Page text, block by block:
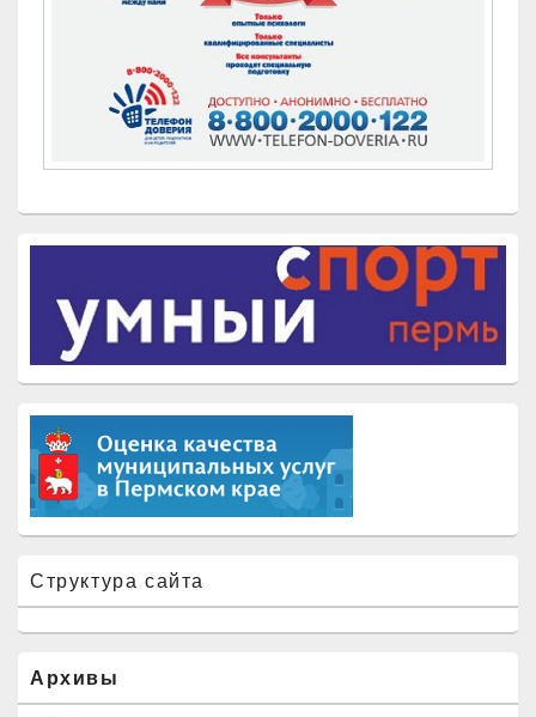
Структура сайта
Архивы